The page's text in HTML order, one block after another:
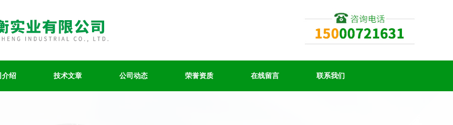
介绍 技术文章 公司动态 荣誉资质 在线留言 联系我们